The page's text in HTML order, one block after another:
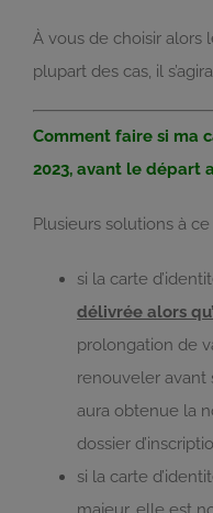
À vous de choisir alors
plupart des cas, il
Comment faire si ma
2023, avant le départ
Plusieurs solutions à
si la carte
délivrée alors
prolongation de
renouveler avant
aura obtenue la
dossier
si la carte